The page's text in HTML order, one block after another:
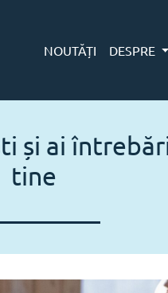
NOUTĂȚI DESPRE
și ai
tine